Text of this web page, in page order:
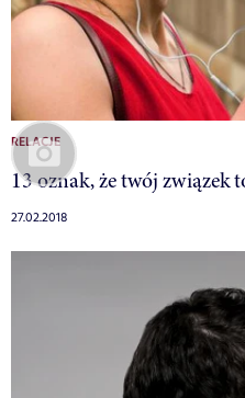
RELACJE
13 oznak, że twój związek
27.02.2018